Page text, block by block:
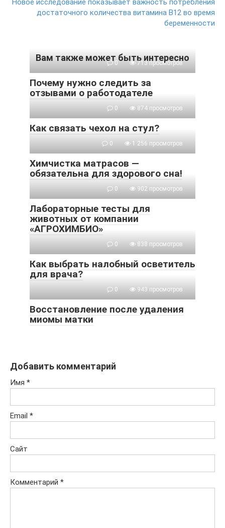
достаточного количества витамина B12 во время
беременности
Вам также может быть интересно
0 713 просмотров
Почему нужно следить за
отзывами о работодателе
0 874 просмотров
Как связать чехол на стул?
0 1 256 просмотров
Химчистка матрасов —
обязательна для здорового сна!
0 902 просмотров
Лабораторные тесты для
животных от компании
«АГРОХИМБИО»
0 838 просмотров
Как выбрать налобный осветитель
для врача?
0 943 просмотров
Восстановление после удаления
миомы матки
Добавить комментарий
Имя *
Email *
Сайт
Комментарий *